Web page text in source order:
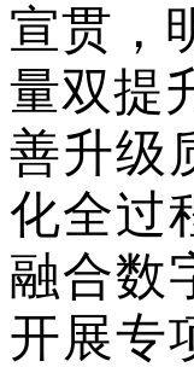
宣贯，
量双提
善升级
化全过
融合数
开展专